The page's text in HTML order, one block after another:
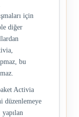
için
diğer
bu
Activia
düzenlemeye